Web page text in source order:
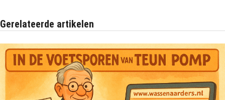
Gerelateerde artikelen